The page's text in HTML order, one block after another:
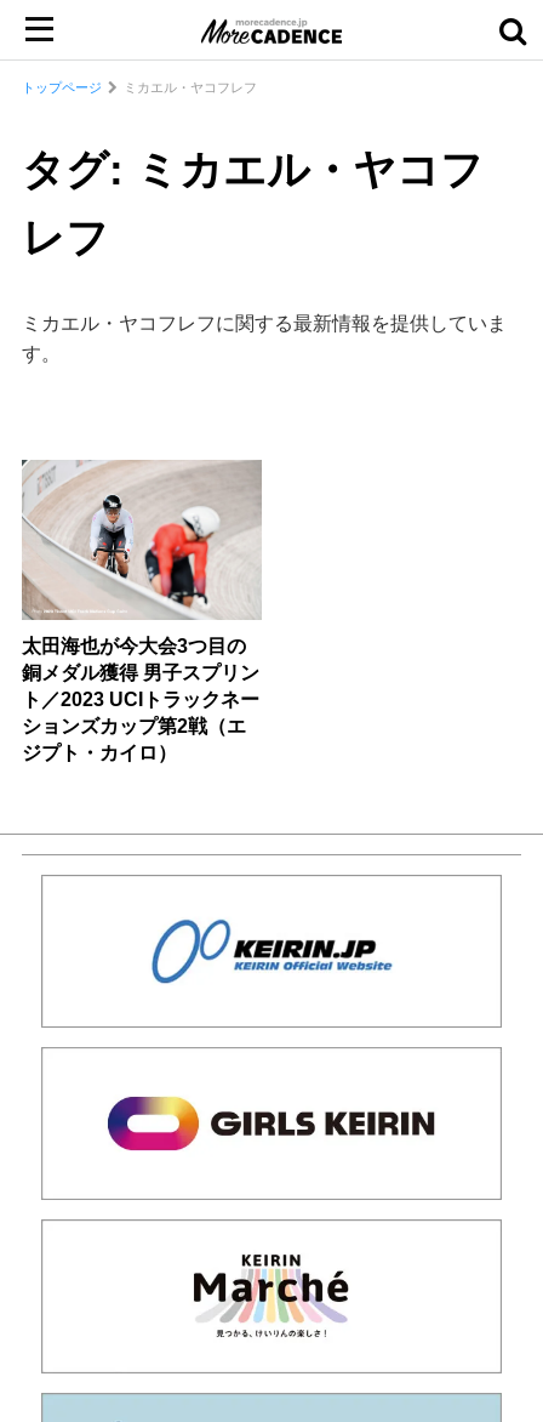
トップページ ミカエル・ヤコフレフ
タグ: ミカエル・ヤコフ
レフ
ミカエル・ヤコフレフに関する最新情報を提供していま
す。
太田海也が今大会3つ目の
銅メダル獲得 男子スプリン
ト／2023 UCIトラックネー
ションズカップ第2戦（エ
ジプト・カイロ）